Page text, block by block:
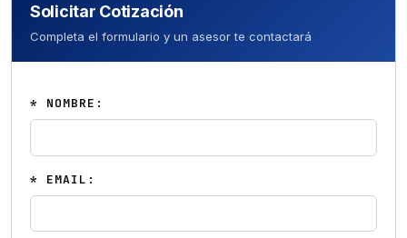
Solicitar Cotización
Completa el formulario y un asesor te contactará
* NOMBRE:
* EMAIL: